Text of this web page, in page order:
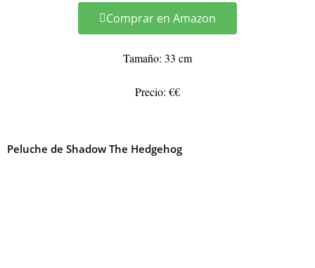
Comprar en Amazon
Tamaño: 33 cm
Precio: €€
Peluche de Shadow The Hedgehog